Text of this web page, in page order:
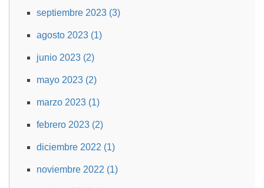
septiembre 2023 (3)
agosto 2023 (1)
junio 2023 (2)
mayo 2023 (2)
marzo 2023 (1)
febrero 2023 (2)
diciembre 2022 (1)
noviembre 2022 (1)